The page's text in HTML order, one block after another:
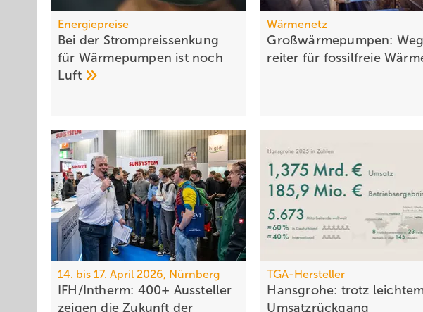
Energiepreise
Bei der Strompreissenkung
für Wärmepumpen ist noch
Luft
Wärmenetz
Großwärmepumpen:
rei­ter für fossil­freie
14. bis 17. April 2026, Nürnberg
IFH/Intherm: 400+ Aus­stel­ler
zei­gen die Zu­kunft der
TGA-Hersteller
Hansgrohe: trotz
Um­satz­rück­gang